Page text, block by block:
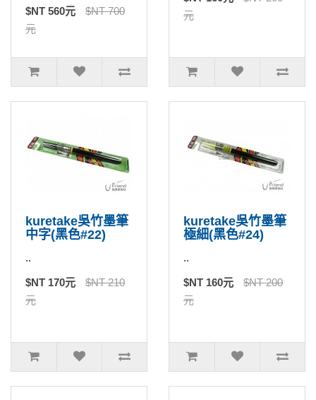
$NT 560元
$NT 700
元
元
kuretake吳竹墨筆
中字(黑色#22)
..
$NT 170元
$NT 210
元
kuretake吳竹墨筆
極細(黑色#24)
..
$NT 160元
$NT 200
元